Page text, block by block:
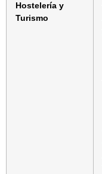
Hostelería y
Turismo